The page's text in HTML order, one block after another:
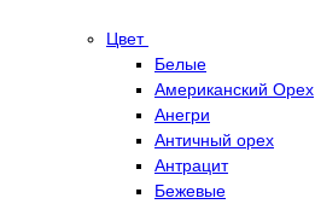
Цвет
Белые
Американский Орех
Анегри
Античный орех
Антрацит
Бежевые